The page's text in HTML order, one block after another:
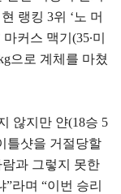
랭킹 3위 ‘노 머
커스 맥기(35∙미
으로 계체를 마쳤
않지만 얀(18승 5
틀샷을 거절당할
과 그렇지 못한
라며 “이번 승리